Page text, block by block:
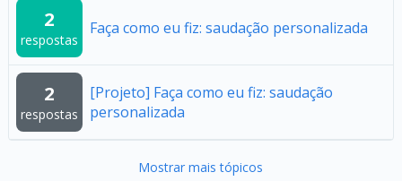
2
respostas
Faça como eu fiz: saudação personalizada
2
respostas
[Projeto] Faça como eu fiz: saudação
personalizada
Mostrar mais tópicos